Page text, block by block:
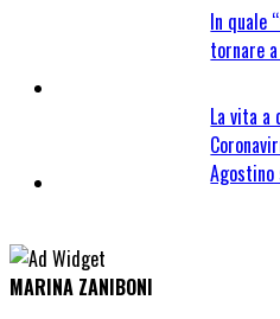
In quale
tornare
La vita a
MARINA ZANIBONI